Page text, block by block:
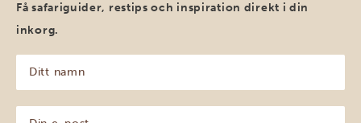
Få safariguider, restips och inspiration direkt i din
inkorg.
namn
(Obligatoriskt)